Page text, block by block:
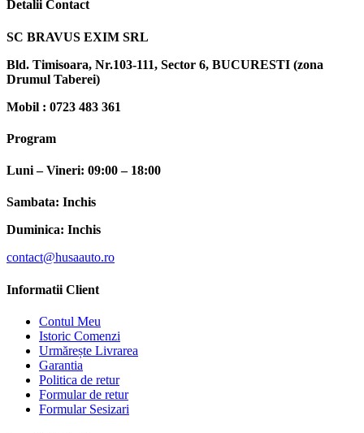
Detalii Contact
SC BRAVUS EXIM SRL
Bld. Timisoara, Nr.103-111, Sector 6, BUCURESTI (zona
Drumul Taberei)
Mobil : 0723 483 361
Program
Luni – Vineri: 09:00 – 18:00
Sambata: Inchis
Duminica: Inchis
contact@husaauto.ro
Informatii Client
Contul Meu
Istoric Comenzi
Urmărește Livrarea
Garantia
Politica de retur
Formular de retur
Formular Sesizari